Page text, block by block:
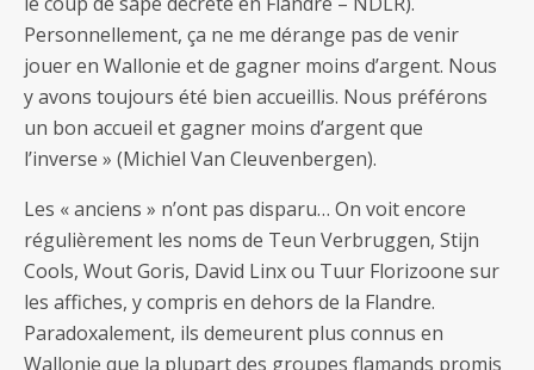
Personnellement, ça ne me dérange pas de venir
jouer en Wallonie et de gagner moins d’argent. Nous
y avons toujours été bien accueillis. Nous préférons
un bon accueil et gagner moins d’argent que
l’inverse » (Michiel Van Cleuvenbergen).
Les « anciens » n’ont pas disparu… On voit encore
régulièrement les noms de Teun Verbruggen, Stijn
Cools, Wout Goris, David Linx ou Tuur Florizoone sur
les affiches, y compris en dehors de la Flandre.
Paradoxalement, ils demeurent plus connus en
Wallonie que la plupart des groupes flamands promis